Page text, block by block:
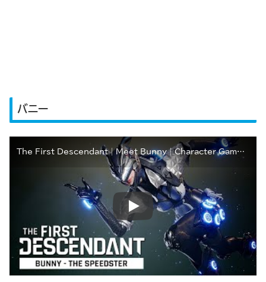
バニー
The First Descendant│Meet Bunny│Character Gameplay Trailer